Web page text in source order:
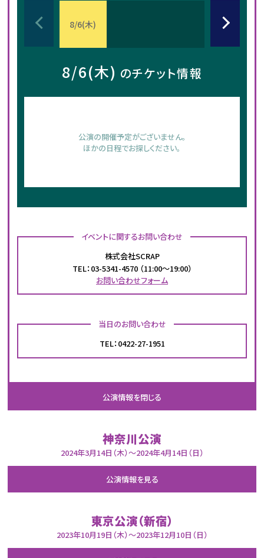
8/6(木) /7(
8/6(木) のチケット情報
公演の開催予定がございません。
ほかの日程でお探しください。
イベントに関するお問い合わせ
株式会社SCRAP
TEL：03-5341-4570 （11:00～19:00）
お問い合わせフォーム
当日のお問い合わせ
TEL：0422-27-1951
神奈川公演
2024年3月14日（木）〜2024年4月14日（日）
東京公演（新宿）
2023年10月19日（木）～2023年12月10日（日）